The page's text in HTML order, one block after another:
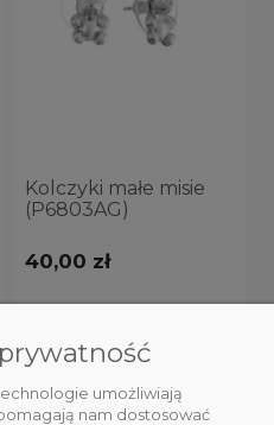
Kolczyki małe misie
(P6803AG)
40,00 zł
Do koszyka
umożliwiają
nam dostosować